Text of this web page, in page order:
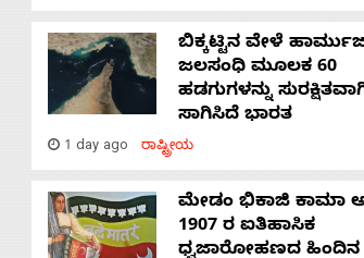
ಬಿಕ್ಕಟ್ಟಿನ ವೇಳೆ
ಜಲಸಂಧಿ ಮೂಲಕ 60
ಹಡಗುಗಳನ್ನು
ಸಾಗಿಸಿದೆ ಭಾರತ
1 day ago ರಾಷ್ಟ್ರೀಯ
ಮೇಡಂ ಭಿಕಾಜಿ ಕಾಮಾ
1907 ರ ಐತಿಹಾಸಿಕ
ಧ್ವಜಾರೋಹಣದ ಹಿಂದಿನ